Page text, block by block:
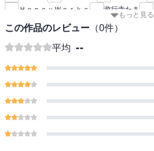
ＨｏｎｅｙＷｏｒｋｓ
遊行寺たま
高山しのぶ
片桐いくみ
御守リツヒロ
おがきちか
如月芳規
くさなぎ俊祈 遠藤海成
綾奈ゆにこ
もっと見る
この作品のレビュー （0件）
平均 --